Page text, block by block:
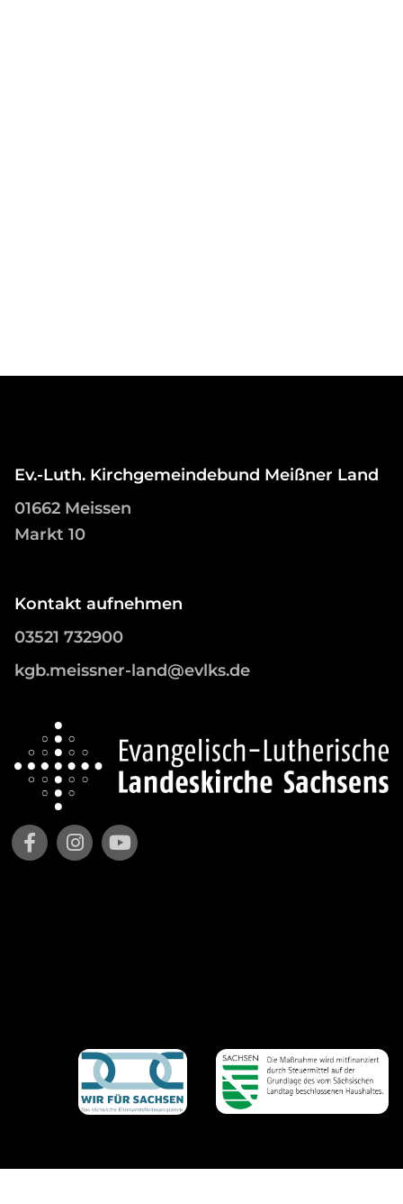
Ev.-Luth. Kirchgemeindebund Meißner Land
01662 Meissen
Markt 10
Kontakt aufnehmen
03521 732900
kgb.meissner-land@evlks.de